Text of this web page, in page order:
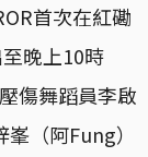
首次在紅磡
晚上10時
傷舞蹈員李啟
（阿Fung）